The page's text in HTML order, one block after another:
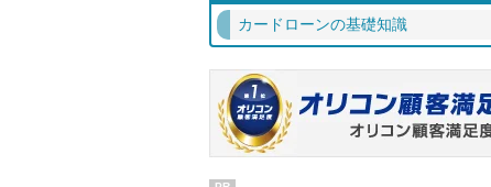
カードローンの基礎知識